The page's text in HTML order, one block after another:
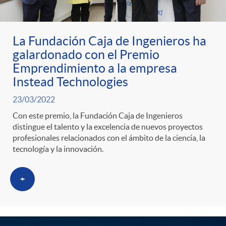
r
a
S
a
l
a
n
p
o
r
c
a
e
n
i
d
o
A
l
c
a
d
o
La Fundación Caja de Ingenieros ha
galardonado con el Premio
Emprendimiento a la empresa
Instead Technologies
23/03/2022
Con este premio, la Fundación Caja de Ingenieros
distingue el talento y la excelencia de nuevos proyectos
profesionales relacionados con el ámbito de la ciencia, la
tecnología y la innovación.
+